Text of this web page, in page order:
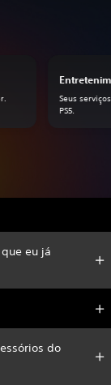
Seus
PS5.
eu já
do